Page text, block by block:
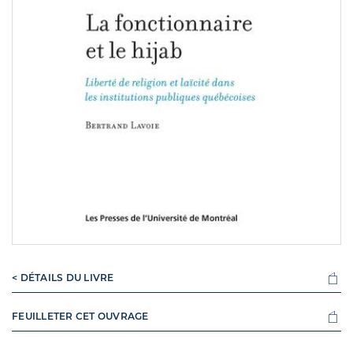
< DÉTAILS DU LIVRE
FEUILLETER CET OUVRAGE